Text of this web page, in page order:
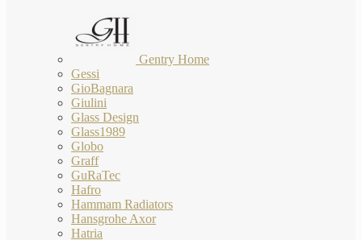
Gentry Home
Gessi
GioBagnara
Giulini
Glass Design
Glass1989
Globo
Graff
GuRaTec
Hafro
Hammam Radiators
Hansgrohe Axor
Hatria